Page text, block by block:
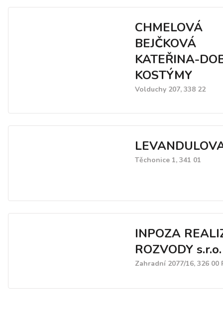
CHMELOVÁ
BEJČKOVÁ
KATEŘINA-
KOSTÝMY
Volduchy 207, 338 22
Těchonice 1, 341 01
INPOZA
ROZVODY s.r.o.
Zahradní 2077/16, 326 00